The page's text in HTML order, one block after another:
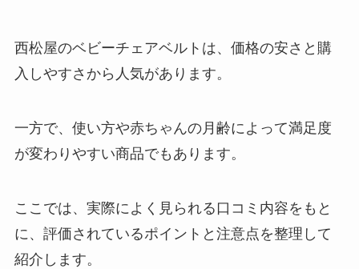
西松屋のベビーチェアベルトは、価格の安さと購
入しやすさから人気があります。
一方で、使い方や赤ちゃんの月齢によって満足度
が変わりやすい商品でもあります。
ここでは、実際によく見られる口コミ内容をもと
に、評価されているポイントと注意点を整理して
紹介します。